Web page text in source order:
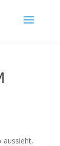
aussieht,